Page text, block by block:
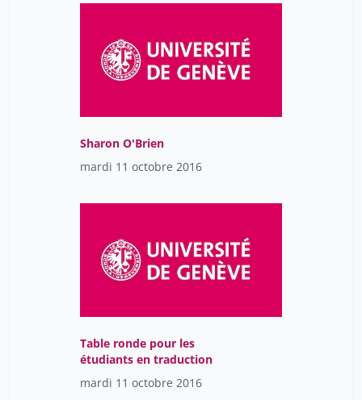
Sharon O'Brien
mardi 11 octobre 2016
Table ronde pour les
étudiants en traduction
mardi 11 octobre 2016